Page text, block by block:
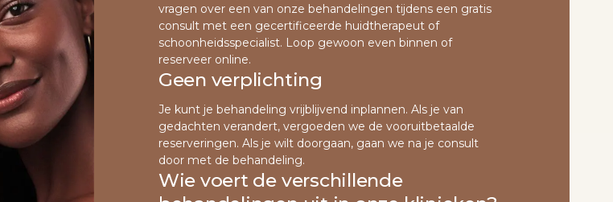
vragen over een van onze behandelingen tijdens een gratis
consult met een gecertificeerde huidtherapeut of
schoonheidsspecialist. Loop gewoon even binnen of
reserveer online.
Geen verplichting
Je kunt je behandeling vrijblijvend inplannen. Als je van
gedachten verandert, vergoeden we de vooruitbetaalde
reserveringen. Als je wilt doorgaan, gaan we na je consult
door met de behandeling.
Wie voert de verschillende